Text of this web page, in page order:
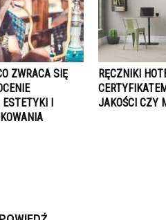
ZWRACA SIĘ
ESTETYKI I
RĘCZNIKI
JAKOŚCI CZY